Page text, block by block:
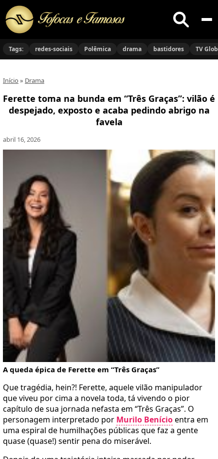
Buscar
no
Tags: redes-sociais Polêmica drama bastidores TV
Início » Drama
Ferette toma na bunda em “Três Graças”: vilão é
despejado, exposto e acaba pedindo abrigo na
favela
abril 16, 2026
A queda épica de Ferette em “Três Graças”
Que tragédia, hein?! Ferette, aquele vilão manipulador
que viveu por cima a novela toda, tá vivendo o pior
capítulo de sua jornada nefasta em “Três Graças”. O
personagem interpretado por Murilo Benícioentra em
uma espiral de humilhações públicas que faz a gente
quase (quase!) sentir pena do miserável.